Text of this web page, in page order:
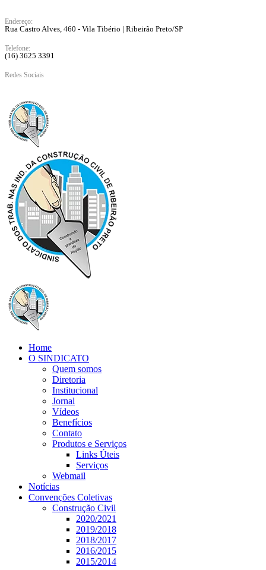
Endereço:
Rua Castro Alves, 460 - Vila Tibério | Ribeirão Preto/SP
Telefone:
(16) 3625 3391
Redes Sociais
Home
O SINDICATO
Quem somos
Diretoria
Institucional
Jornal
Vídeos
Benefícios
Contato
Produtos e Serviços
Links Úteis
Serviços
Webmail
Notícias
Convenções Coletivas
Construção Civil
2020/2021
2019/2018
2018/2017
2016/2015
2015/2014